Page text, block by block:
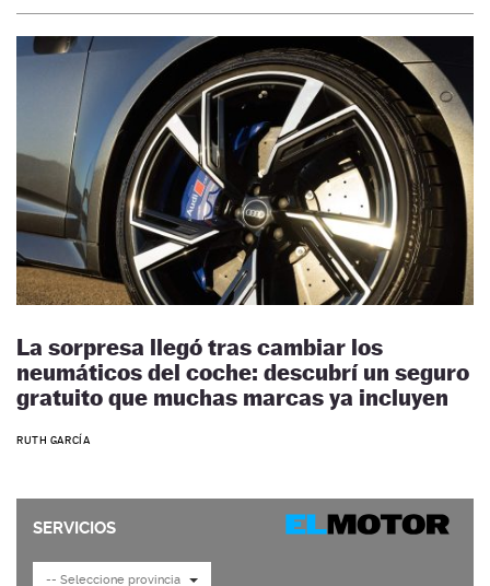
La sorpresa llegó tras cambiar los
neumáticos del coche: descubrí un seguro
gratuito que muchas marcas ya incluyen
RUTH GARCÍA